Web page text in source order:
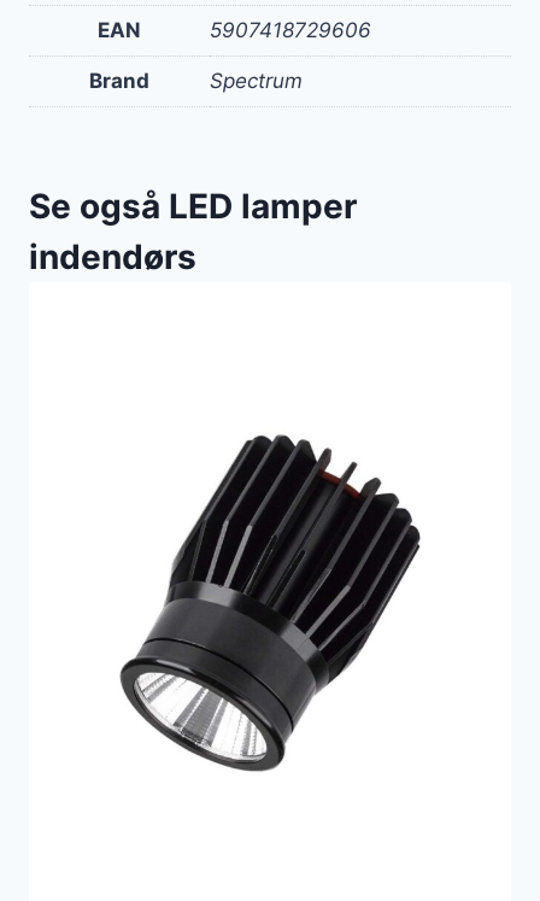
EAN 5907418729606
Brand Spectrum
Se også LED lamper
indendørs